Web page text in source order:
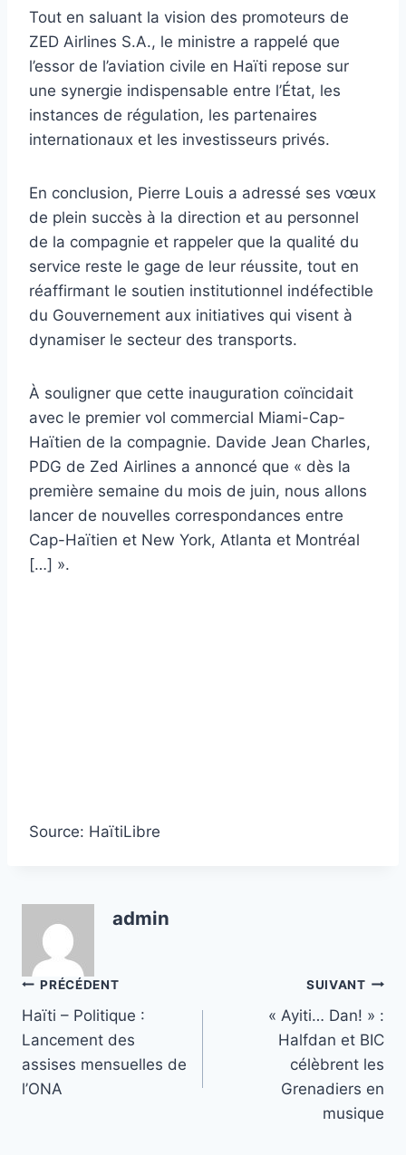
Tout en saluant la vision des promoteurs de
ZED Airlines S.A., le ministre a rappelé que
l’essor de l’aviation civile en Haïti repose sur
une synergie indispensable entre l’État, les
instances de régulation, les partenaires
internationaux et les investisseurs privés.
En conclusion, Pierre Louis a adressé ses vœux
de plein succès à la direction et au personnel
de la compagnie et rappeler que la qualité du
service reste le gage de leur réussite, tout en
réaffirmant le soutien institutionnel indéfectible
du Gouvernement aux initiatives qui visent à
dynamiser le secteur des transports.
À souligner que cette inauguration coïncidait
avec le premier vol commercial Miami-Cap-
Haïtien de la compagnie. Davide Jean Charles,
PDG de Zed Airlines a annoncé que « dès la
première semaine du mois de juin, nous allons
lancer de nouvelles correspondances entre
Cap-Haïtien et New York, Atlanta et Montréal
[…] ».
Source: HaïtiLibre
admin
Navigation
de
l’article
PRÉCÉDENT
Haïti – Politique :
Lancement des
assises mensuelles de
l’ONA
SUIVANT
« Ayiti… Dan! » :
Halfdan et BIC
célèbrent les
Grenadiers en
musique